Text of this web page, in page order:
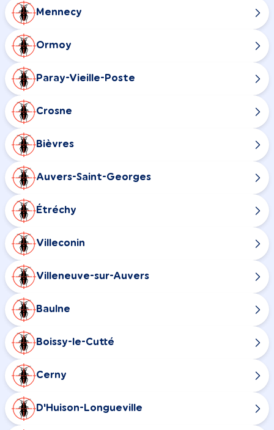
Mennecy
Ormoy
Paray-Vieille-Poste
Crosne
Bièvres
Auvers-Saint-Georges
Étréchy
Villeconin
Villeneuve-sur-Auvers
Baulne
Boissy-le-Cutté
Cerny
D'Huison-Longueville